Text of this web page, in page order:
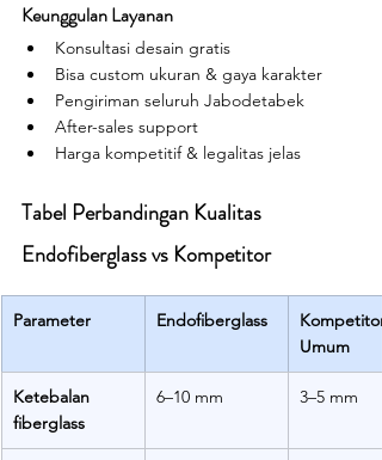
Keunggulan Layanan
Konsultasi desain gratis
Bisa custom ukuran & gaya karakter
Pengiriman seluruh Jabodetabek
After-sales support
Harga kompetitif & legalitas jelas
Tabel Perbandingan Kualitas
Endofiberglass vs Kompetitor
Parameter Endofiberglass
Kompetitor
Umum
Ketebalan
fiberglass
6–10 mm 3–5 mm